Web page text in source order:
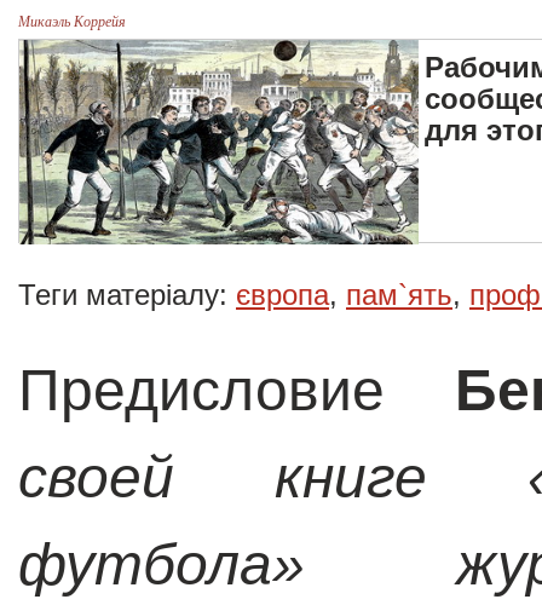
Микаэль Коррейя
для
Теги матеріалу: європа, пам`ять,
Предисловие
своей книге
футбола»